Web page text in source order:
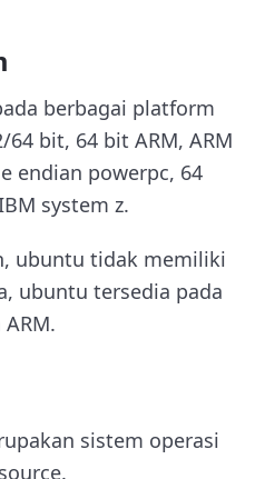
berbagai platform
bit, 64 bit ARM, ARM
endian powerpc, 64
system z.
ubuntu tidak memiliki
ubuntu tersedia pada
sistem operasi